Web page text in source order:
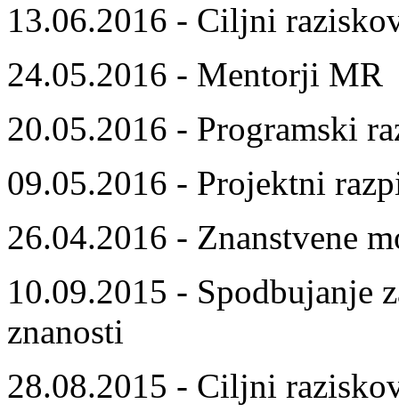
13.06.2016 - Ciljni
24.05.2016 - Mentorji MR
20.05.2016 - Programski
09.05.2016 - Projektni
26.04.2016 - Znanstvene
10.09.2015 - Spodbujanje
znanosti
28.08.2015 - Ciljni